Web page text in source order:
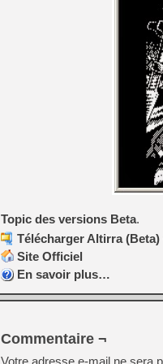
Topic des versions Beta.
Télécharger Altirra (Beta)
Site Officiel
En savoir plus…
Commentaire ¬
Votre adresse e-mail ne sera